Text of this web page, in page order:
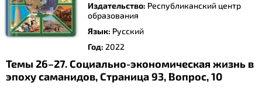
Издательство: Республиканский центр
образования
Язык: Русский
Год: 2022
Темы 26–27. Социально-экономическая жизнь в
эпоху саманидов, Страница 93, Вопрос, 10